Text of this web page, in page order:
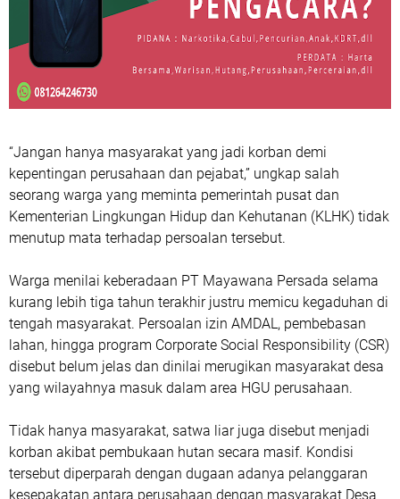
“Jangan hanya masyarakat yang jadi korban demi
kepentingan perusahaan dan pejabat,” ungkap salah
seorang warga yang meminta pemerintah pusat dan
Kementerian Lingkungan Hidup dan Kehutanan (KLHK) tidak
menutup mata terhadap persoalan tersebut.
Warga menilai keberadaan PT Mayawana Persada selama
kurang lebih tiga tahun terakhir justru memicu kegaduhan di
tengah masyarakat. Persoalan izin AMDAL, pembebasan
lahan, hingga program Corporate Social Responsibility (CSR)
disebut belum jelas dan dinilai merugikan masyarakat desa
yang wilayahnya masuk dalam area HGU perusahaan.
Tidak hanya masyarakat, satwa liar juga disebut menjadi
korban akibat pembukaan hutan secara masif. Kondisi
tersebut diperparah dengan dugaan adanya pelanggaran
kesepakatan antara perusahaan dengan masyarakat Desa